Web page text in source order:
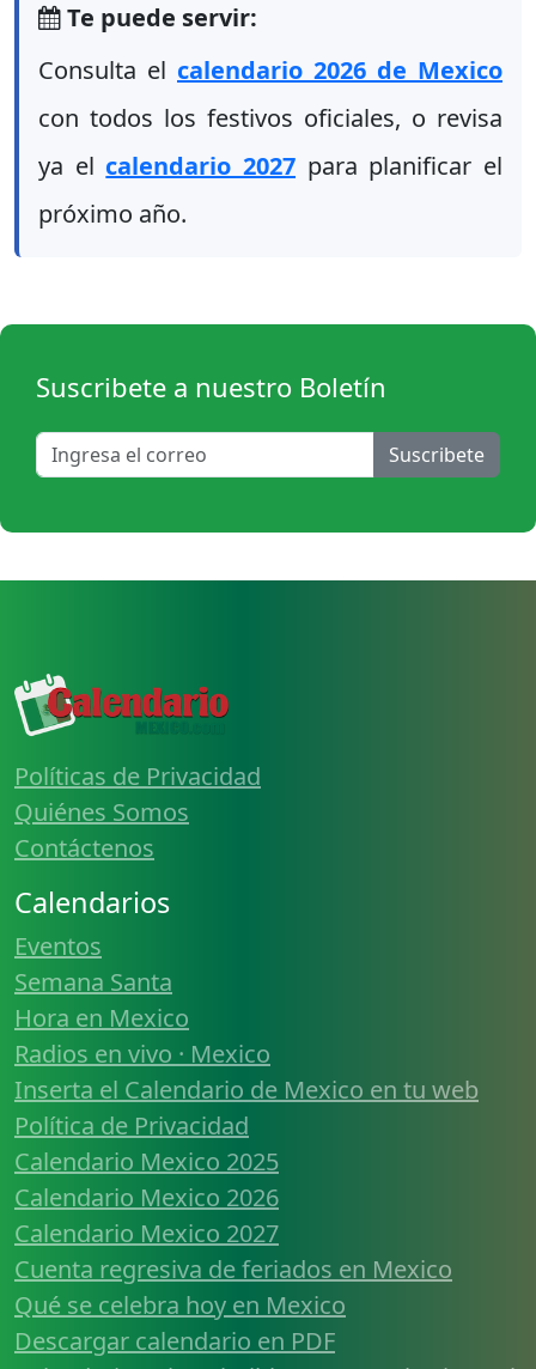
Te puede servir:
Consulta el calendario 2026 de Mexico
con todos los festivos oficiales, o revisa
ya el calendario 2027 para planificar el
próximo año.
Suscribete a nuestro Boletín
Suscribete
Políticas de Privacidad
Quiénes Somos
Contáctenos
Calendarios
Eventos
Semana Santa
Hora en Mexico
Radios en vivo · Mexico
Inserta el Calendario de Mexico en tu web
Política de Privacidad
Calendario Mexico 2025
Calendario Mexico 2026
Calendario Mexico 2027
Cuenta regresiva de feriados en Mexico
Qué se celebra hoy en Mexico
Descargar calendario en PDF